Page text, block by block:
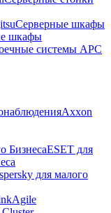
Серверные шкафы
шкафы
системы APC
Axxon
БизнесаESET для
для малого